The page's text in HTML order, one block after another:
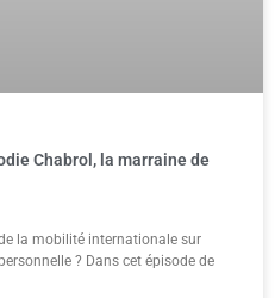
Chabrol, la marraine de
la mobilité internationale sur
? Dans cet épisode de